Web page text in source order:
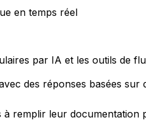
en temps réel
par IA et les outils de
des réponses basées sur
à remplir leur